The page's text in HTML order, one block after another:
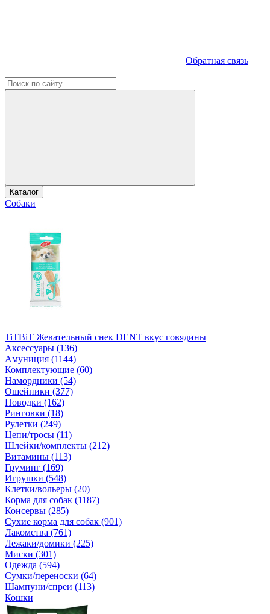
Обратная связь
Каталог
Собаки
TiTBiT Жевательный снек DENT вкус говядины
Аксессуары (136)
Амуниция (1144)
Комплектующие (60)
Намордники (54)
Ошейники (377)
Поводки (162)
Ринговки (18)
Рулетки (249)
Цепи/тросы (11)
Шлейки/комплекты (212)
Витамины (113)
Груминг (169)
Игрушки (548)
Клетки/вольеры (20)
Корма для собак (1187)
Консервы (285)
Сухие корма для собак (901)
Лакомства (761)
Лежаки/домики (225)
Миски (301)
Одежда (594)
Сумки/переноски (64)
Шампуни/спреи (113)
Кошки